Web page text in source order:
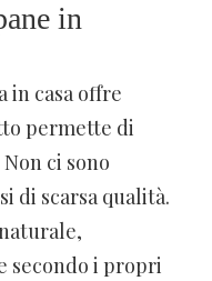
in
in casa offre
permette di
ci sono
di scarsa qualità.
secondo i propri